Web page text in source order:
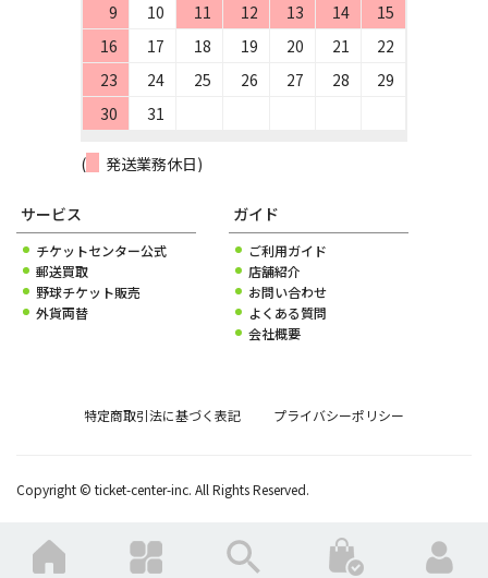
9
10 11 12 13 14
15
16
17 18 19 20 21
22
23
24 25 26 27 28
29
30
31
( 発送業務休日)
サービス
チケットセンター公式
郵送買取
野球チケット販売
外貨両替
ガイド
ご利用ガイド
店舗紹介
お問い合わせ
よくある質問
会社概要
特定商取引法に基づく表記 プライバシーポリシー
Copyright © ticket-center-inc. All Rights Reserved.